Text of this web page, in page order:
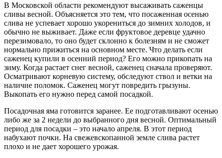
В Московской области рекомендуют высаживать саженцы
сливы весной. Объясняется это тем, что посаженная осенью
слива не успевает хорошо укорениться до зимних холодов, и
обычно не выживает. Даже если фруктовое деревце удачно
перезимовало, то оно будет склонно к болезням и не сможет
нормально прижиться на основном месте. Что делать если
саженец купили в осенний период? Его можно прикопать на
зиму. Когда растает снег весной, саженец сначала проверяют.
Осматривают корневую систему, обследуют ствол и ветки на
наличие поломок. Саженец могут повредить грызуны.
Выкопать его нужно перед самой посадкой.
Посадочная яма готовится заранее. Ее подготавливают осенью
либо же за 2 недели до выбранного дня весной. Оптимальный
период для посадки – это начало апреля. В этот период
набухают почки. На свежевскопанной земле слива растет
плохо и не дает хорошего урожая.